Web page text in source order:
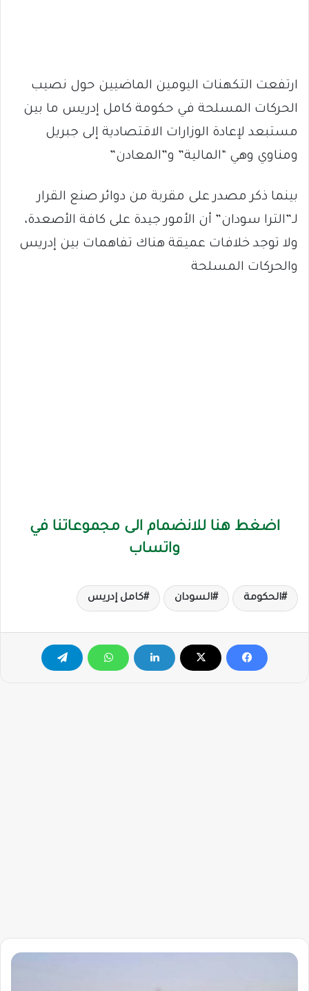
ارتفعت التكهنات اليومين الماضيين حول نصيب
الحركات المسلحة في حكومة كامل إدريس ما بين
مستبعد لإعادة الوزارات الاقتصادية إلى جبريل
ومناوي وهي “المالية” و”المعادن”
بينما ذكر مصدر على مقربة من دوائر صنع القرار
لـ”الترا سودان” أن الأمور جيدة على كافة الأصعدة،
ولا توجد خلافات عميقة هناك تفاهمات بين إدريس
والحركات المسلحة
اضغط هنا للانضمام الى مجموعاتنا في
واتساب
الحكومة السودان كامل إدريس
توجيهات